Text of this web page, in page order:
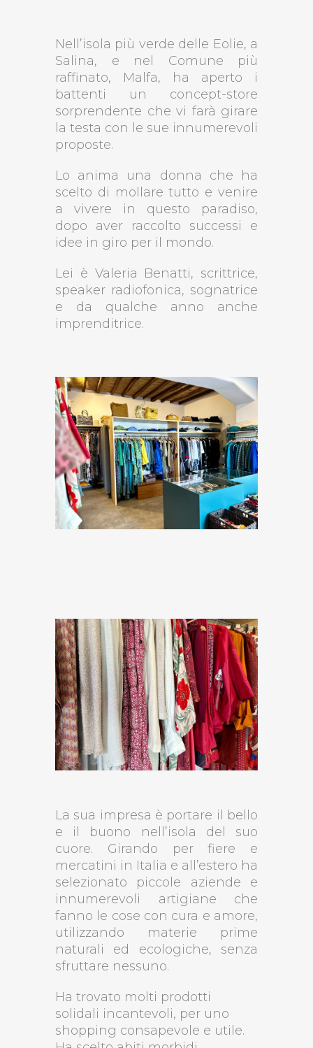
Nell’isola più verde delle Eolie, a
Salina, e nel Comune più
raffinato, Malfa, ha aperto i
battenti un concept-store
sorprendente che vi farà girare
la testa con le sue innumerevoli
proposte.
Lo anima una donna che ha
scelto di mollare tutto e venire
a vivere in questo paradiso,
dopo aver raccolto successi e
idee in giro per il mondo.
Lei è Valeria Benatti, scrittrice,
speaker radiofonica, sognatrice
e da qualche anno anche
imprenditrice.
La sua impresa è portare il bello
e il buono nell’isola del suo
cuore. Girando per fiere e
mercatini in Italia e all’estero ha
selezionato piccole aziende e
innumerevoli artigiane che
fanno le cose con cura e amore,
utilizzando materie prime
naturali ed ecologiche, senza
sfruttare nessuno.
Ha trovato molti prodotti
solidali incantevoli, per uno
shopping consapevole e utile.